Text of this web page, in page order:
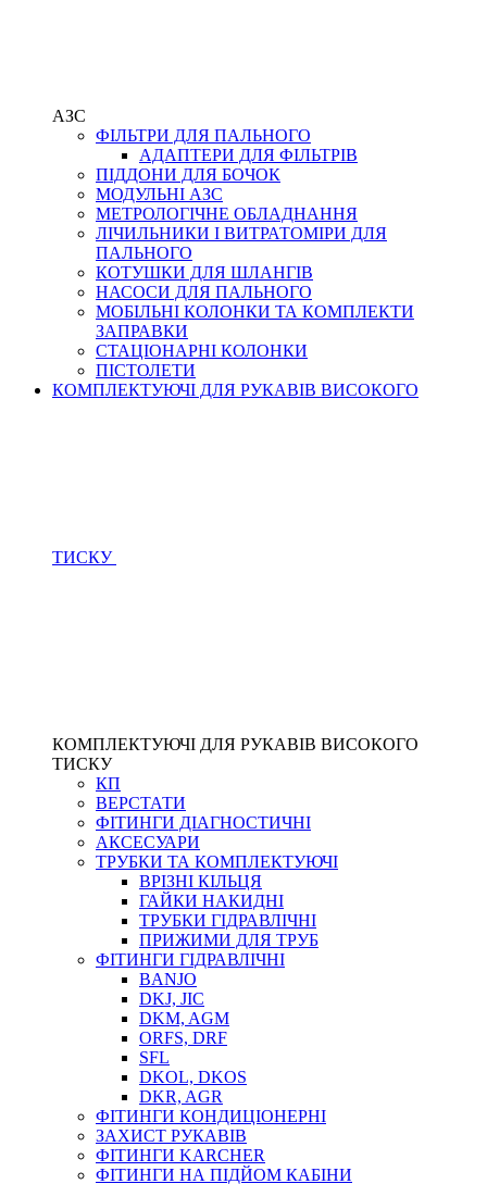
АЗС
ФІЛЬТРИ ДЛЯ ПАЛЬНОГО
АДАПТЕРИ ДЛЯ ФІЛЬТРІВ
ПІДДОНИ ДЛЯ БОЧОК
МОДУЛЬНІ АЗС
МЕТРОЛОГІЧНЕ ОБЛАДНАННЯ
ЛІЧИЛЬНИКИ І ВИТРАТОМІРИ ДЛЯ
ПАЛЬНОГО
КОТУШКИ ДЛЯ ШЛАНГІВ
НАСОСИ ДЛЯ ПАЛЬНОГО
МОБІЛЬНІ КОЛОНКИ ТА КОМПЛЕКТИ
ЗАПРАВКИ
СТАЦІОНАРНІ КОЛОНКИ
ПІСТОЛЕТИ
КОМПЛЕКТУЮЧІ ДЛЯ РУКАВІВ ВИСОКОГО
ТИСКУ
КОМПЛЕКТУЮЧІ ДЛЯ РУКАВІВ ВИСОКОГО
ТИСКУ
КП
ВЕРСТАТИ
ФІТИНГИ ДІАГНОСТИЧНІ
АКСЕСУАРИ
ТРУБКИ ТА КОМПЛЕКТУЮЧІ
ВРІЗНІ КІЛЬЦЯ
ГАЙКИ НАКИДНІ
ТРУБКИ ГІДРАВЛІЧНІ
ПРИЖИМИ ДЛЯ ТРУБ
ФІТИНГИ ГІДРАВЛІЧНІ
BANJO
DKJ, JIC
DKM, AGM
ORFS, DRF
SFL
DKOL, DKOS
DKR, AGR
ФІТИНГИ КОНДИЦІОНЕРНІ
ЗАХИСТ РУКАВІВ
ФІТИНГИ KARCHER
ФІТИНГИ НА ПІДЙОМ КАБІНИ